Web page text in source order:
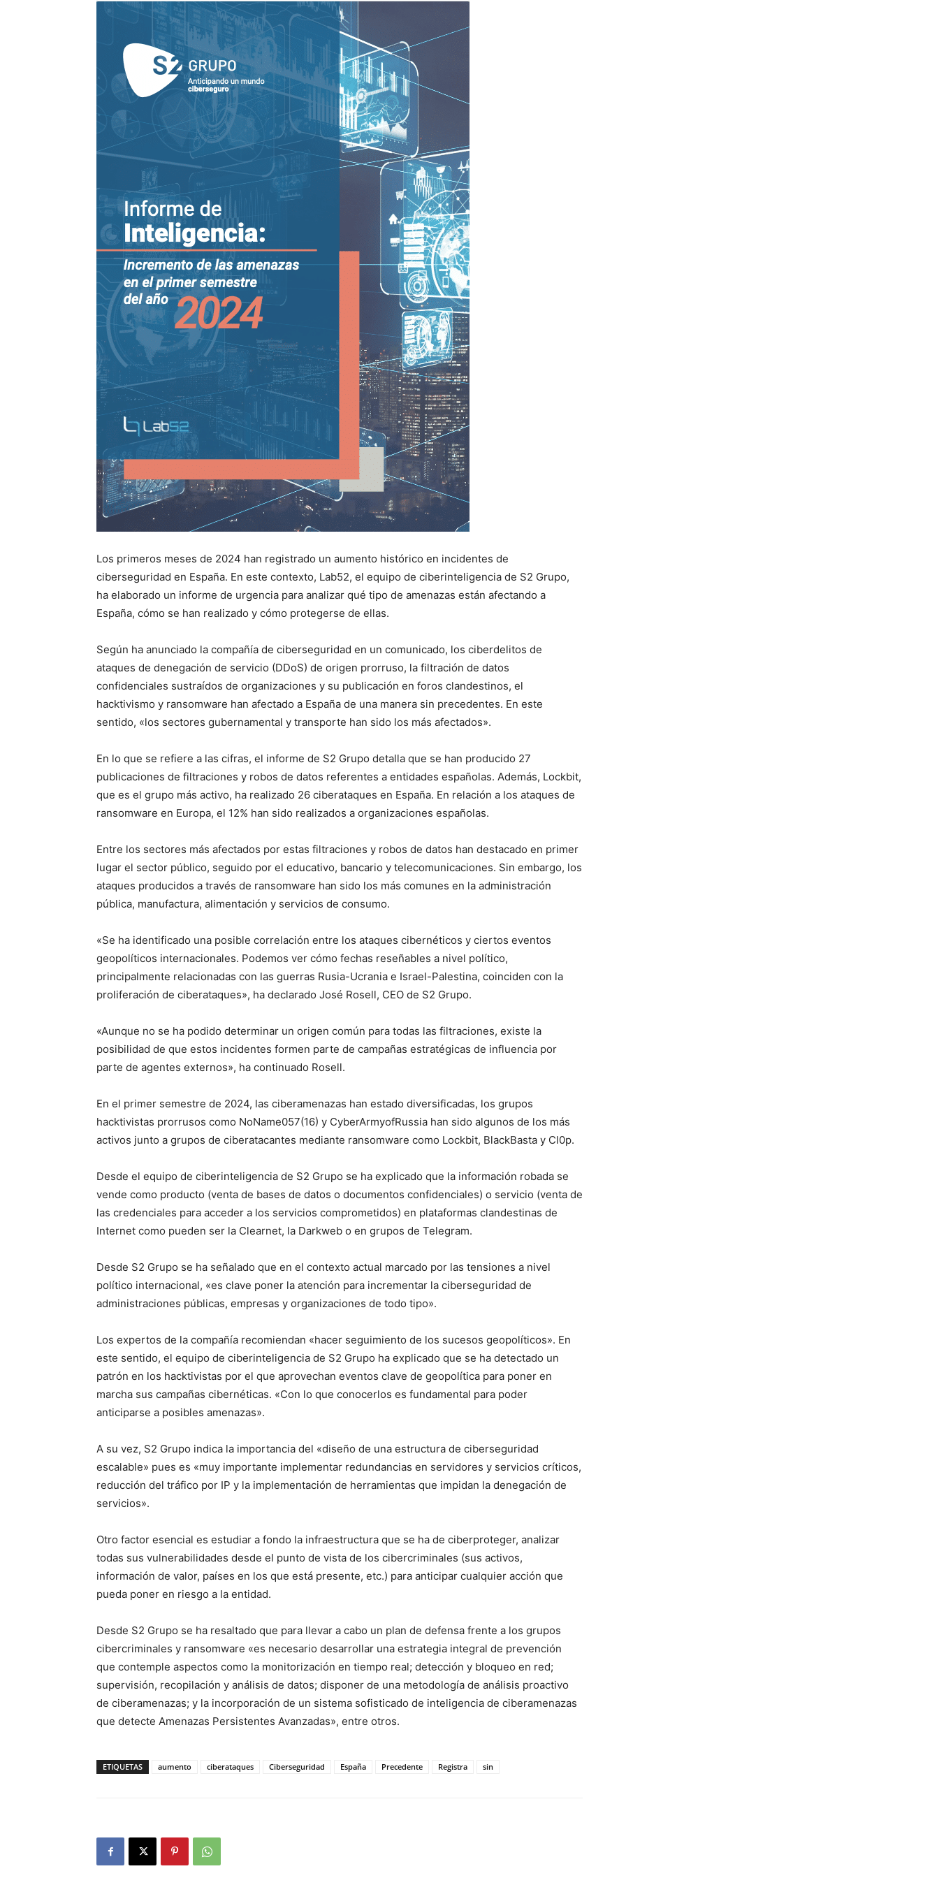
Los primeros meses de 2024 han registrado un aumento histórico en incidentes de
ciberseguridad en España. En este contexto, Lab52, el equipo de ciberinteligencia de S2 Grupo,
ha elaborado un informe de urgencia para analizar qué tipo de amenazas están afectando a
España, cómo se han realizado y cómo protegerse de ellas.
Según ha anunciado la compañía de ciberseguridad en un comunicado, los ciberdelitos de
ataques de denegación de servicio (DDoS) de origen prorruso, la filtración de datos
confidenciales sustraídos de organizaciones y su publicación en foros clandestinos, el
hacktivismo y ransomware han afectado a España de una manera sin precedentes. En este
sentido, «los sectores gubernamental y transporte han sido los más afectados».
En lo que se refiere a las cifras, el informe de S2 Grupo detalla que se han producido 27
publicaciones de filtraciones y robos de datos referentes a entidades españolas. Además, Lockbit,
que es el grupo más activo, ha realizado 26 ciberataques en España. En relación a los ataques de
ransomware en Europa, el 12% han sido realizados a organizaciones españolas.
Entre los sectores más afectados por estas filtraciones y robos de datos han destacado en primer
lugar el sector público, seguido por el educativo, bancario y telecomunicaciones. Sin embargo, los
ataques producidos a través de ransomware han sido los más comunes en la administración
pública, manufactura, alimentación y servicios de consumo.
«Se ha identificado una posible correlación entre los ataques cibernéticos y ciertos eventos
geopolíticos internacionales. Podemos ver cómo fechas reseñables a nivel político,
principalmente relacionadas con las guerras Rusia-Ucrania e Israel-Palestina, coinciden con la
proliferación de ciberataques», ha declarado José Rosell, CEO de S2 Grupo.
«Aunque no se ha podido determinar un origen común para todas las filtraciones, existe la
posibilidad de que estos incidentes formen parte de campañas estratégicas de influencia por
parte de agentes externos», ha continuado Rosell.
En el primer semestre de 2024, las ciberamenazas han estado diversificadas, los grupos
hacktivistas prorrusos como NoName057(16) y CyberArmyofRussia han sido algunos de los más
activos junto a grupos de ciberatacantes mediante ransomware como Lockbit, BlackBasta y Cl0p.
Desde el equipo de ciberinteligencia de S2 Grupo se ha explicado que la información robada se
vende como producto (venta de bases de datos o documentos confidenciales) o servicio (venta de
las credenciales para acceder a los servicios comprometidos) en plataformas clandestinas de
Internet como pueden ser la Clearnet, la Darkweb o en grupos de Telegram.
Desde S2 Grupo se ha señalado que en el contexto actual marcado por las tensiones a nivel
político internacional, «es clave poner la atención para incrementar la ciberseguridad de
administraciones públicas, empresas y organizaciones de todo tipo».
Los expertos de la compañía recomiendan «hacer seguimiento de los sucesos geopolíticos». En
este sentido, el equipo de ciberinteligencia de S2 Grupo ha explicado que se ha detectado un
patrón en los hacktivistas por el que aprovechan eventos clave de geopolítica para poner en
marcha sus campañas cibernéticas. «Con lo que conocerlos es fundamental para poder
anticiparse a posibles amenazas».
A su vez, S2 Grupo indica la importancia del «diseño de una estructura de ciberseguridad
escalable» pues es «muy importante implementar redundancias en servidores y servicios críticos,
reducción del tráfico por IP y la implementación de herramientas que impidan la denegación de
servicios».
Otro factor esencial es estudiar a fondo la infraestructura que se ha de ciberproteger, analizar
todas sus vulnerabilidades desde el punto de vista de los cibercriminales (sus activos,
información de valor, países en los que está presente, etc.) para anticipar cualquier acción que
pueda poner en riesgo a la entidad.
Desde S2 Grupo se ha resaltado que para llevar a cabo un plan de defensa frente a los grupos
cibercriminales y ransomware «es necesario desarrollar una estrategia integral de prevención
que contemple aspectos como la monitorización en tiempo real; detección y bloqueo en red;
supervisión, recopilación y análisis de datos; disponer de una metodología de análisis proactivo
de ciberamenazas; y la incorporación de un sistema sofisticado de inteligencia de ciberamenazas
que detecte Amenazas Persistentes Avanzadas», entre otros.
ETIQUETAS aumento ciberataques Ciberseguridad España Precedente Registra sin